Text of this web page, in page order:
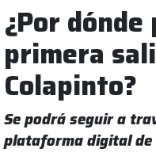
¿Por
primera
Colapinto?
Se podrá seguir a
plataforma digital de